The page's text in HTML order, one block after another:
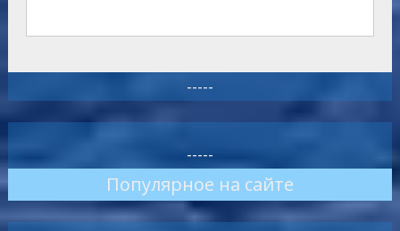
-----
-----
Популярное на сайте